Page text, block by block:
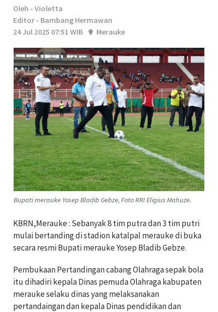
Oleh - Violetta
Editor - Bambang Hermawan
24 Jul 2025 07:51 WIB
Merauke
Bupati merauke Yosep Bladib Gebze, Foto RRI Eligius Mahuze.
KBRN,Merauke : Sebanyak 8 tim putra dan 3 tim putri
mulai bertanding di stadion katalpal merauke di buka
secara resmi Bupati merauke Yosep Bladib Gebze.
Pembukaan Pertandingan cabang Olahraga sepak bola
itu dihadiri kepala Dinas pemuda Olahraga kabupaten
merauke selaku dinas yang melaksanakan
pertandaingan dan kepala Dinas pendidikan dan